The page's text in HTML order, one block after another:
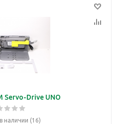
Servo-Drive UNO
наличии (16)